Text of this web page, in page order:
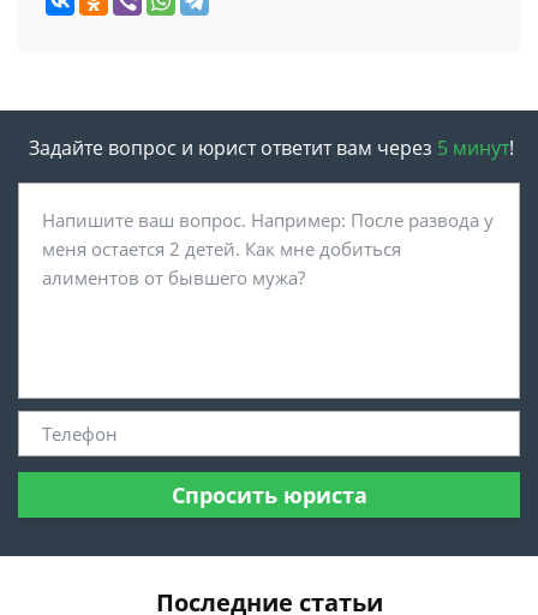
Задайте вопрос и юрист ответит вам через 5 минут!
Спросить юриста
Последние статьи